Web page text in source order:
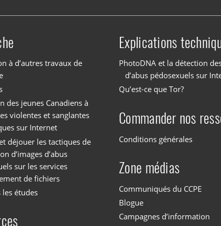
à d’autres travaux de
des jeunes Canadiens à
violentes et sanglantes
sur Internet
déjouer les tactiques de
d’images d’abus
sur les services
de fichiers
études
Explications
PhotoDNA et la détection
d’abus pédosexuels sur
Qu’est-ce que Tor?
Commander nos
Conditions générales
Zone médias
Communiqués du CCPE
Blogue
Campagnes d’information